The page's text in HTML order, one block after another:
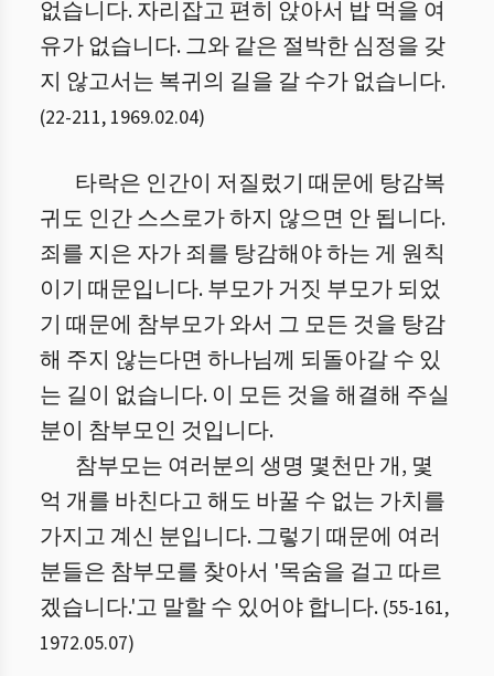
없습니다. 자리잡고 편히 앉아서 밥 먹을 여
유가 없습니다. 그와 같은 절박한 심정을 갖
지 않고서는 복귀의 길을 갈 수가 없습니다.
(22-211, 1969.02.04)
타락은 인간이 저질렀기 때문에 탕감복
귀도 인간 스스로가 하지 않으면 안 됩니다.
죄를 지은 자가 죄를 탕감해야 하는 게 원칙
이기 때문입니다.부모가 거짓 부모가 되었
기 때문에 참부모가 와서 그 모든 것을 탕감
해 주지 않는다면 하나님께 되돌아갈 수 있
는 길이 없습니다. 이 모든 것을 해결해 주실
분이 참부모인 것입니다.
참부모는 여러분의 생명 몇천만 개, 몇
억 개를 바친다고 해도 바꿀 수 없는 가치를
가지고 계신 분입니다. 그렇기 때문에 여러
분들은 참부모를 찾아서 '목숨을 걸고 따르
겠습니다.'고 말할 수 있어야 합니다. (55-161,
1972.05.07)